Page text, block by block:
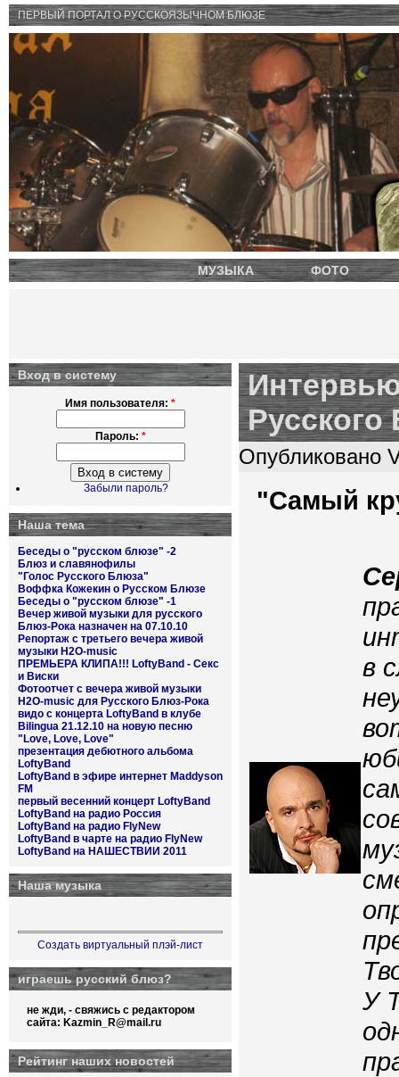
ПЕРВЫЙ ПОРТАЛ O РУССКОЯЗЫЧНОМ БЛЮЗЕ
МУЗЫКА ФОТО
Вход в систему
Имя пользователя: *
Пароль: *
Забыли пароль?
Наша тема
Беседы о "русском блюзе" -2
Блюз и славянофилы
"Голос Русского Блюза"
Воффка Кожекин о Русском Блюзе
Беседы о "русском блюзе" -1
Вечер живой музыки для русского
Блюз-Рока назначен на 07.10.10
Репортаж с третьего вечера живой
музыки H2O-music
ПРЕМЬЕРА КЛИПА!!! LoftyBand - Секс
и Виски
Фотоотчет с вечера живой музыки
H2O-music для Русского Блюз-Рока
видо с концерта LoftyBand в клубе
Bilingua 21.12.10 на новую песню
"Love, Love, Love"
презентация дебютного альбома
LoftyBand
LoftyBand в эфире интернет Maddyson
FM
первый весенний концерт LoftyBand
LoftyBand на радио Россия
LoftyBand на радио FlyNew
LoftyBand в чарте на радио FlyNew
LoftyBand на НАШЕСТВИИ 2011
Наша музыка
Создать виртуальный плэй-лист
играешь русский блюз?
не жди, - свяжись с редактором
сайта: Kazmin_R@mail.ru
Рейтинг наших новостей
Опубликовано
"Самый
в
У